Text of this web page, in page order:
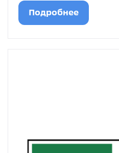
Подробнее